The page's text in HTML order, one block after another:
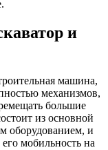
и
машина,
механизмов,
большие
из основной
оборудованием, и
мобильность на